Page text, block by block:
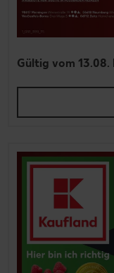
Gültig vom 13.08.